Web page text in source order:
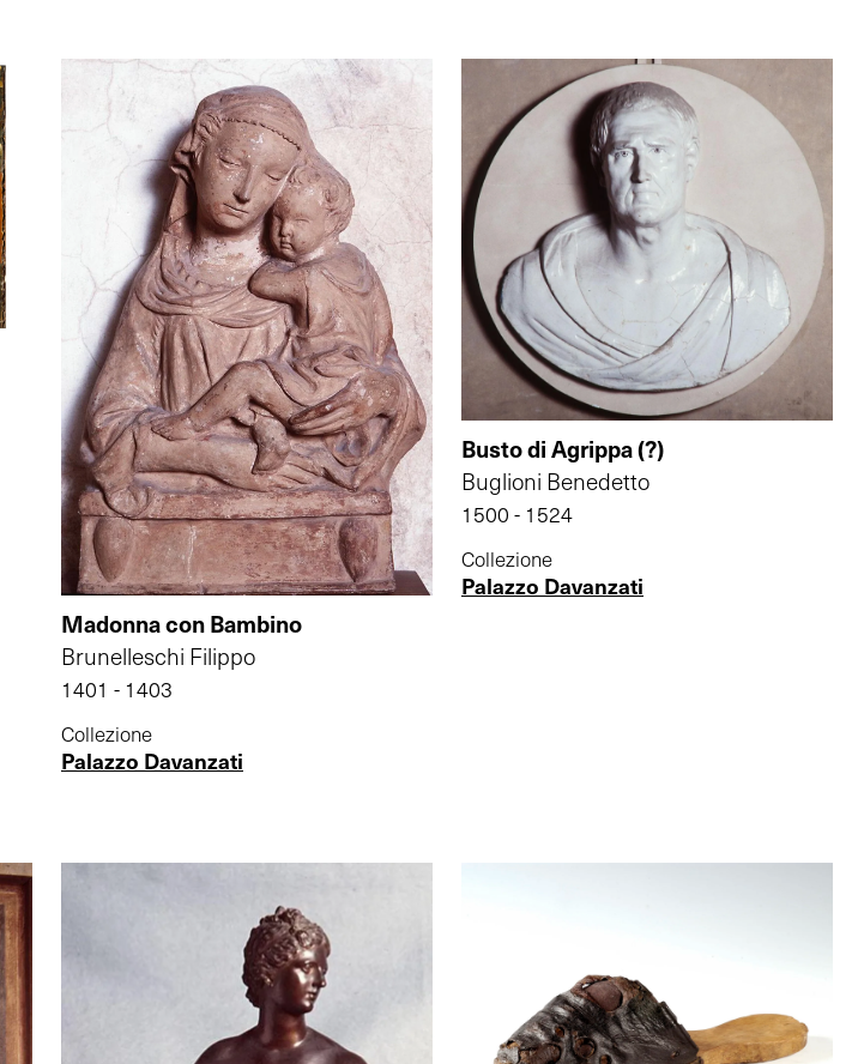
Madonna con Bambino
Brunelleschi Filippo
1401 - 1403
Collezione
Palazzo Davanzati
Busto di Agrippa (?)
Buglioni Benedetto
1500 - 1524
Collezione
Palazzo Davanzati